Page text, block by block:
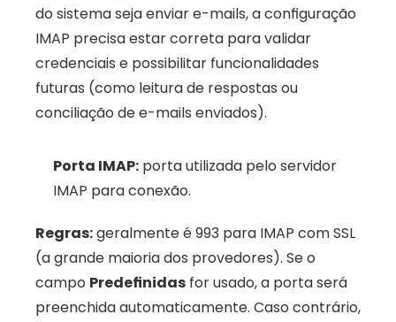
do sistema seja enviar e-mails, a configuração
IMAP precisa estar correta para validar
credenciais e possibilitar funcionalidades
futuras (como leitura de respostas ou
conciliação de e-mails enviados).
Porta IMAP: porta utilizada pelo servidor
IMAP para conexão.
Regras: geralmente é 993 para IMAP com SSL
(a grande maioria dos provedores). Se o
campo Predefinidas for usado, a porta será
preenchida automaticamente. Caso contrário,